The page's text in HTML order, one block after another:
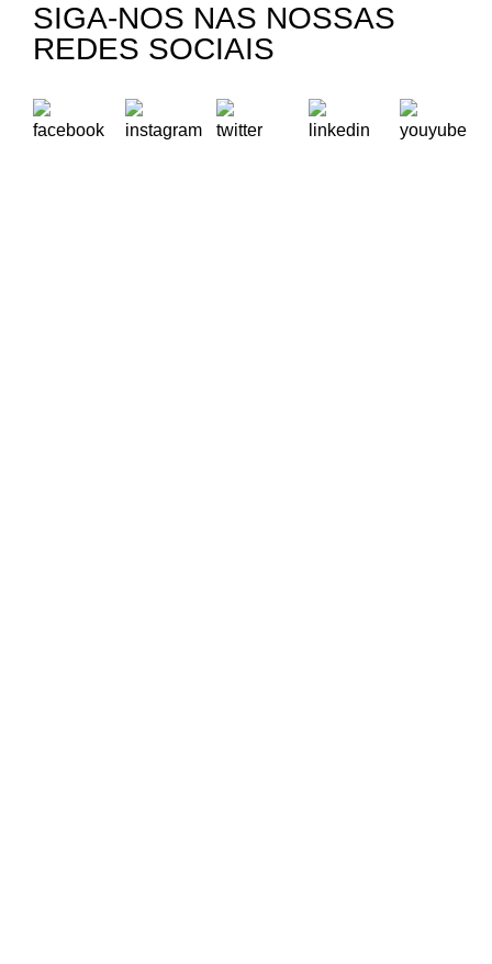
SIGA-NOS NAS NOSSAS
REDES SOCIAIS